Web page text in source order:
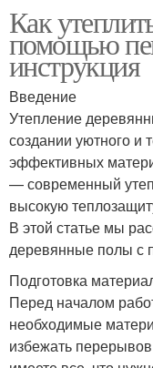
Как
помощью
инструкция
Введение
Утепление
создании уютного и
эффективных
— современный
высокую
В этой статье мы
деревянные полы с
Подготовка
Перед началом
необходимые
избежать